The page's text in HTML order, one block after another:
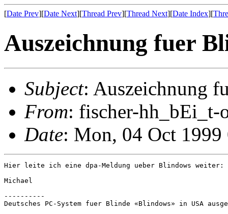
[Date Prev][Date Next][Thread Prev][Thread Next][Date Index][
Auszeichnung fuer
Subject: Auszeichnung
From: fischer-hh_bEi_t-
Date: Mon, 04 Oct
Hier leite ich eine dpa-Meldung ueber Blindows weiter:
Michael
----------
Deutsches PC-System fuer Blinde «Blindows» in USA